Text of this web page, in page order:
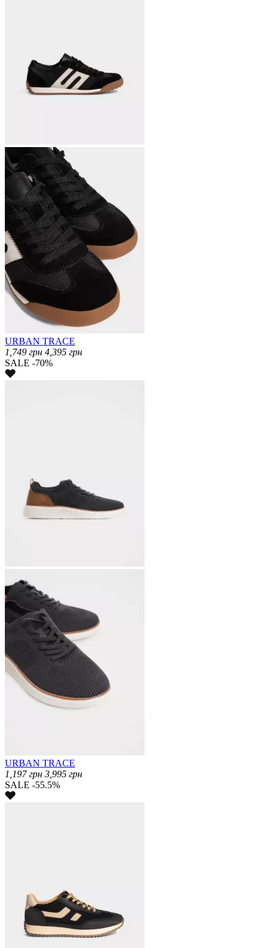
URBAN TRACE
1,749 грн 4,395 грн
SALE -70%
URBAN TRACE
1,197грн 3,995 грн
SALE -55.5%